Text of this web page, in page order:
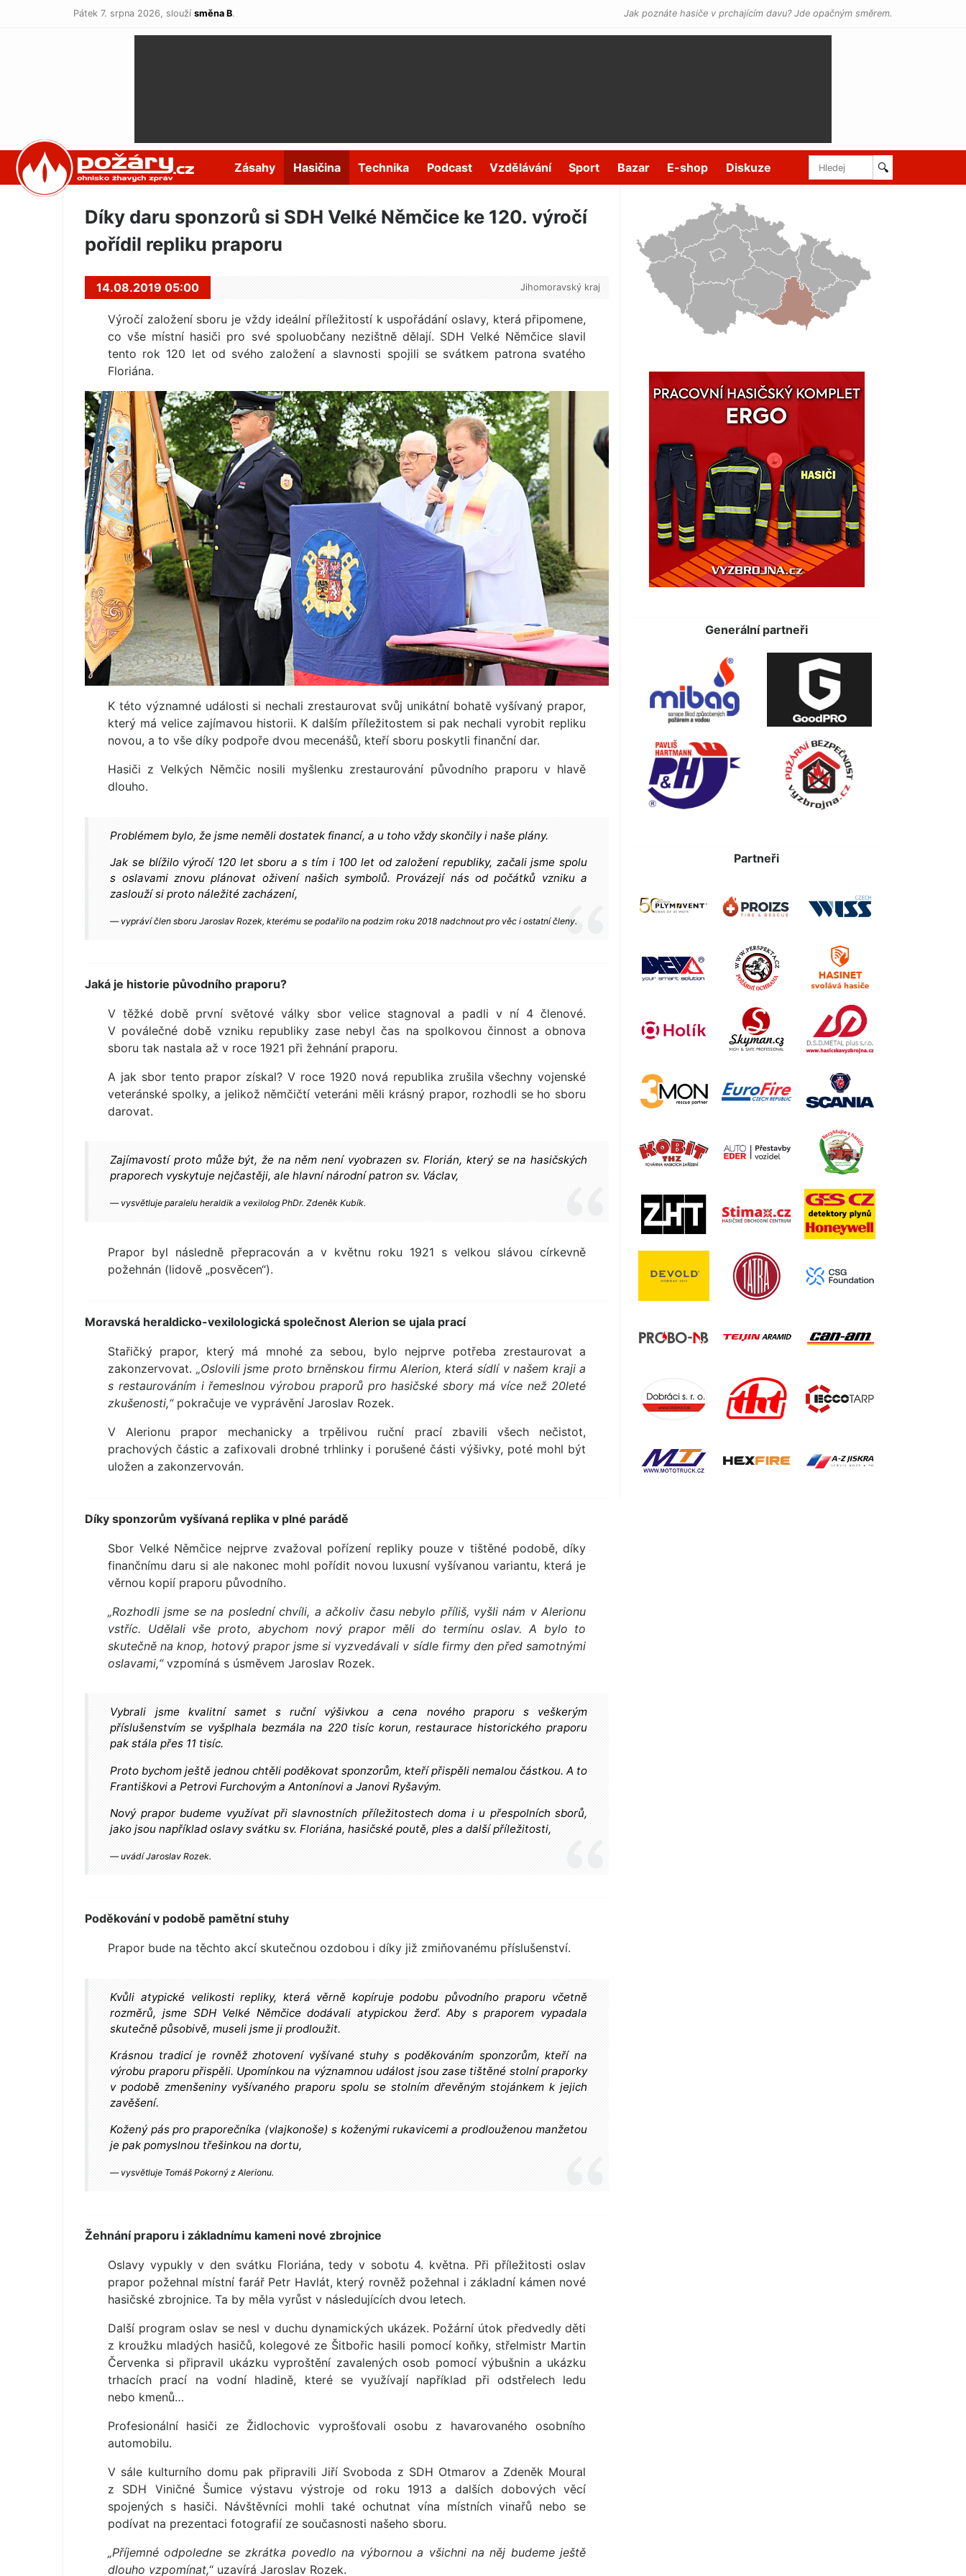
Pátek 7. srpna 2026, slouží směna B. Jak poznáte hasiče v prchajícím davu? Jde opačným směrem.
POŽÁRY.cz Zásahy Hasičina Technika Podcast Vzdělávání Sport Bazar E-shop Diskuze 🔍
Díky daru sponzorů si SDH Velké Němčice ke 120. výročí
pořídil repliku praporu
14.08.2019 05:00 Jihomoravský kraj
Výročí založení sboru je vždy ideální příležitostí k uspořádání oslavy, která připomene,
co vše místní hasiči pro své spoluobčany nezištně dělají. SDH Velké Němčice slavil
tento rok 120 let od svého založení a slavnosti spojili se svátkem patrona svatého
Floriána.
K této významné události si nechali zrestaurovat svůj unikátní bohatě vyšívaný prapor,
který má velice zajímavou historii. K dalším příležitostem si pak nechali vyrobit repliku
novou, a to vše díky podpoře dvou mecenášů, kteří sboru poskytli finanční dar.
Hasiči z Velkých Němčic nosili myšlenku zrestaurování původního praporu v hlavě
dlouho.
Problémem bylo, že jsme neměli dostatek financí, a u toho vždy skončily i naše plány.
Jak se blížilo výročí 120 let sboru a s tím i 100 let od založení republiky, začali jsme spolu
s oslavami znovu plánovat oživení našich symbolů. Provázejí nás od počátků vzniku a
zaslouží si proto náležité zacházení,
vypráví člen sboru Jaroslav Rozek, kterému se podařilo na podzim roku 2018 nadchnout pro věc i ostatní členy.
Jaká je historie původního praporu?
V těžké době první světové války sbor velice stagnoval a padli v ní 4 členové.
V poválečné době vzniku republiky zase nebyl čas na spolkovou činnost a obnova
sboru tak nastala až v roce 1921 při žehnání praporu.
A jak sbor tento prapor získal? V roce 1920 nová republika zrušila všechny vojenské
veteránské spolky, a jelikož němčičtí veteráni měli krásný prapor, rozhodli se ho sboru
darovat.
Zajímavostí proto může být, že na něm není vyobrazen sv. Florián, který se na hasičských
praporech vyskytuje nejčastěji, ale hlavní národní patron sv. Václav,
vysvětluje paralelu heraldik a vexilolog PhDr. Zdeněk Kubík.
Prapor byl následně přepracován a v květnu roku 1921 s velkou slávou církevně
požehnán (lidově „posvěcen“).
Moravská heraldicko-vexilologická společnost Alerion se ujala prací
Stařičký prapor, který má mnohé za sebou, bylo nejprve potřeba zrestaurovat a
zakonzervovat. „Oslovili jsme proto brněnskou firmu Alerion, která sídlí v našem kraji a
s restaurováním i řemeslnou výrobou praporů pro hasičské sbory má více než 20leté
zkušenosti,“pokračuje ve vyprávění Jaroslav Rozek.
V Alerionu prapor mechanicky a trpělivou ruční prací zbavili všech nečistot,
prachových částic a zafixovali drobné trhlinky i porušené části výšivky, poté mohl být
uložen a zakonzervován.
Díky sponzorům vyšívaná replika v plné parádě
Sbor Velké Němčice nejprve zvažoval pořízení repliky pouze v tištěné podobě, díky
finančnímu daru si ale nakonec mohl pořídit novou luxusní vyšívanou variantu, která je
věrnou kopií praporu původního.
„Rozhodli jsme se na poslední chvíli, a ačkoliv času nebylo příliš, vyšli nám v Alerionu
vstříc. Udělali vše proto, abychom nový prapor měli do termínu oslav. A bylo to
skutečně na knop, hotový prapor jsme si vyzvedávali v sídle firmy den před samotnými
oslavami,“vzpomíná s úsměvem Jaroslav Rozek.
Vybrali jsme kvalitní samet s ruční výšivkou a cena nového praporu s veškerým
příslušenstvím se vyšplhala bezmála na 220 tisíc korun, restaurace historického praporu
pak stála přes 11 tisíc.
Proto bychom ještě jednou chtěli poděkovat sponzorům, kteří přispěli nemalou částkou. A to
Františkovi a Petrovi Furchovým a Antonínovi a Janovi Ryšavým.
Nový prapor budeme využívat při slavnostních příležitostech doma i u přespolních sborů,
jako jsou například oslavy svátku sv. Floriána, hasičské poutě, ples a další příležitosti,
uvádí Jaroslav Rozek.
Poděkování v podobě pamětní stuhy
Prapor bude na těchto akcí skutečnou ozdobou i díky již zmiňovanému příslušenství.
Kvůli atypické velikosti repliky, která věrně kopíruje podobu původního praporu včetně
rozměrů, jsme SDH Velké Němčice dodávali atypickou žerď. Aby s praporem vypadala
skutečně působivě, museli jsme ji prodloužit.
Krásnou tradicí je rovněž zhotovení vyšívané stuhy s poděkováním sponzorům, kteří na
výrobu praporu přispěli. Upomínkou na významnou událost jsou zase tištěné stolní praporky
v podobě zmenšeniny vyšívaného praporu spolu se stolním dřevěným stojánkem k jejich
zavěšení.
Kožený pás pro praporečníka (vlajkonoše) s koženými rukavicemi a prodlouženou manžetou
je pak pomyslnou třešinkou na dortu,
vysvětluje Tomáš Pokorný z Alerionu.
Žehnání praporu i základnímu kameni nové zbrojnice
Oslavy vypukly v den svátku Floriána, tedy v sobotu 4. května. Při příležitosti oslav
prapor požehnal místní farář Petr Havlát, který rovněž požehnal i základní kámen nové
hasičské zbrojnice. Ta by měla vyrůst v následujících dvou letech.
Další program oslav se nesl v duchu dynamických ukázek. Požární útok předvedly děti
z kroužku mladých hasičů, kolegové ze Šitbořic hasili pomocí koňky, střelmistr Martin
Červenka si připravil ukázku vyproštění zavalených osob pomocí výbušnin a ukázku
trhacích prací na vodní hladině, které se využívají například při odstřelech ledu
nebo kmenů…
Profesionální hasiči ze Židlochovic vyprošťovali osobu z havarovaného osobního
automobilu.
V sále kulturního domu pak připravili Jiří Svoboda z SDH Otmarov a Zdeněk Moural
z SDH Viničné Šumice výstavu výstroje od roku 1913 a dalších dobových věcí
spojených s hasiči. Návštěvníci mohli také ochutnat vína místních vinařů nebo se
podívat na prezentaci fotografií ze současnosti našeho sboru.
„Příjemné odpoledne se zkrátka povedlo na výbornou a všichni na něj budeme ještě
dlouho vzpomínat,“ uzavírá Jaroslav Rozek.
Generální partneři
Partneři